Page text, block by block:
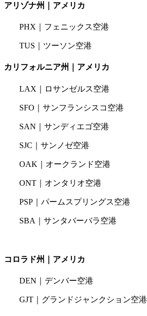
アリゾナ州｜アメリカ
PHX｜フェニックス空港
TUS｜ツーソン空港
カリフォルニア州｜アメリカ
LAX｜ロサンゼルス空港
SFO｜サンフランシスコ空港
SAN｜サンディエゴ空港
SJC｜サンノゼ空港
OAK｜オークランド空港
ONT｜オンタリオ空港
PSP｜パームスプリングス空港
SBA｜サンタバーバラ空港
コロラド州｜アメリカ
DEN｜デンバー空港
GJT｜グランドジャンクション空港